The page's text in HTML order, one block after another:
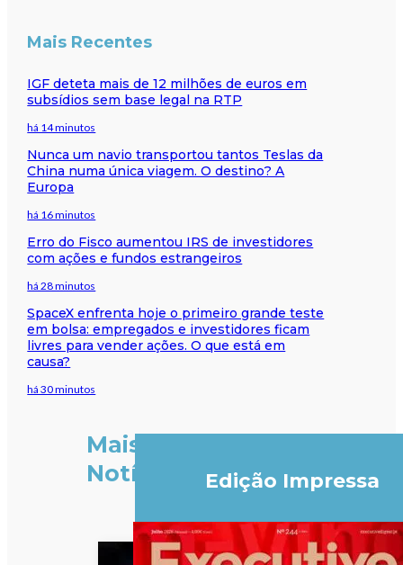
Mais Recentes
IGF deteta mais de 12 milhões de euros em
subsídios sem base legal na RTP
há 14 minutos
Nunca um navio transportou tantos Teslas da
China numa única viagem. O destino? A
Europa
há 16 minutos
Erro do Fisco aumentou IRS de investidores
com ações e fundos estrangeiros
há 28 minutos
SpaceX enfrenta hoje o primeiro grande teste
em bolsa: empregados e investidores ficam
livres para vender ações. O que está em
causa?
há 30 minutos
Mais
Notícias
Edição Impressa